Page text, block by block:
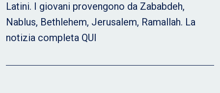
Latini. I giovani provengono da Zababdeh,
Nablus, Bethlehem, Jerusalem, Ramallah. La
notizia completa QUI